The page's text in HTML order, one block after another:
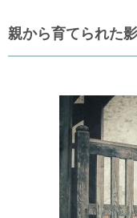
親から育てられた